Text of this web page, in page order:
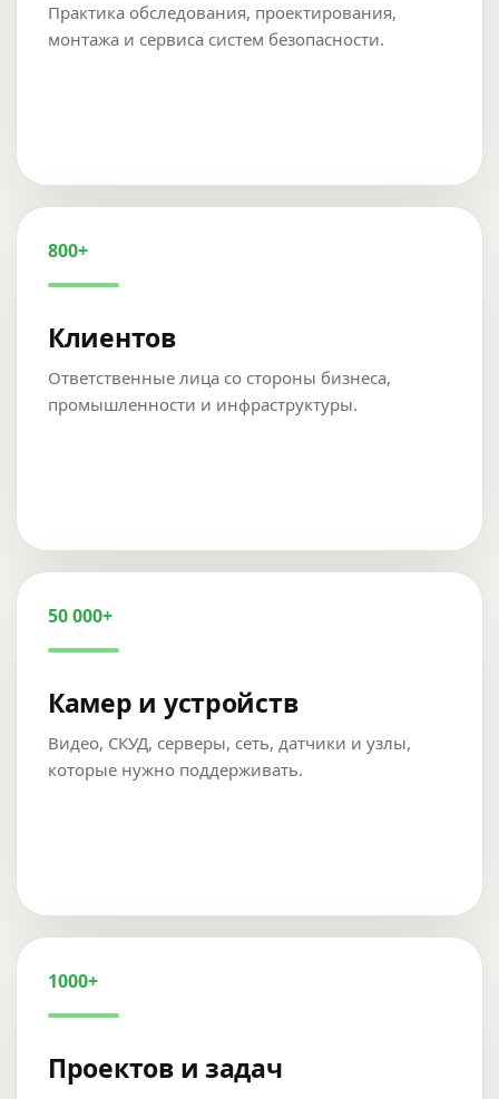
Практика обследования, проектирования,
монтажа и сервиса систем безопасности.
800+
Клиентов
Ответственные лица со стороны бизнеса,
промышленности и инфраструктуры.
50 000+
Камер и устройств
Видео, СКУД, серверы, сеть, датчики и узлы,
которые нужно поддерживать.
1000+
Проектов и задач